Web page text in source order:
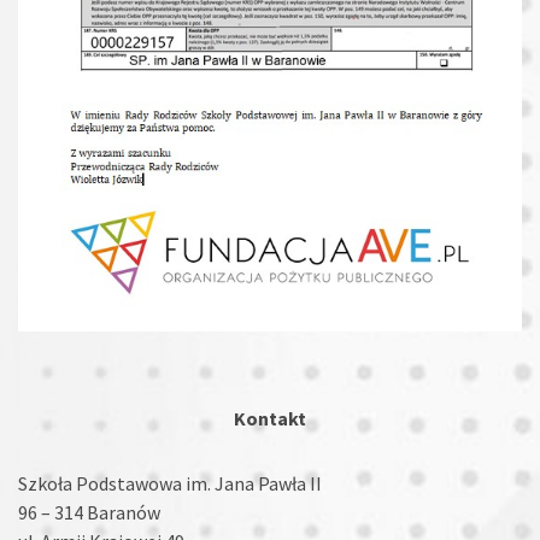
Kontakt
Szkoła Podstawowa im. Jana Pawła II
96 – 314 Baranów